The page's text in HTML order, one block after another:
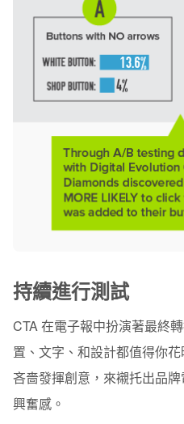
持續進行測試
CTA 在電子報中扮演著最終
置、文字、和設計都值得你
吝嗇發揮創意，來襯托出品
興奮感。